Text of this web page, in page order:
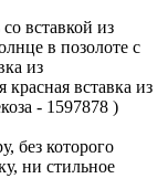
вставкой из
в позолоте с
из
красная вставка из
- 1597878 )
без которого
ни стильное